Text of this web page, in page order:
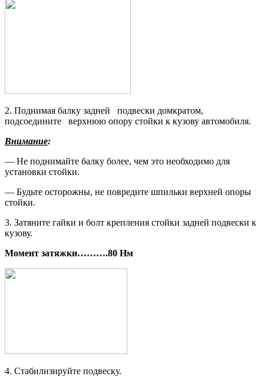
2. Поднимая балку задней подвески домкратом,
подсоедините верхнюю опору стойки к кузову автомобиля.
Внимание:
— Не поднимайте балку более, чем это необходимо для
установки стойки.
— Будьте осторожны, не повредите шпильки верхней опоры
стойки.
3. Затяните гайки и болт крепления стойки задней подвески к
кузову.
Момент затяжки……….80 Нм
4. Стабилизируйте подвеску.